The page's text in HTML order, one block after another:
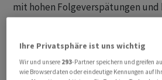
mit hohen Folgeverspätungen
Fahrtausfällen gerechnet werden.
der Störung: «Bis sich der
normalisiert hat, wird es jedoch
Ihre Privatsphäre ist uns wichtig
Wir und unsere 293-Partner speichern und greifen
wie Browserdaten oder eindeutige Kennungen auf